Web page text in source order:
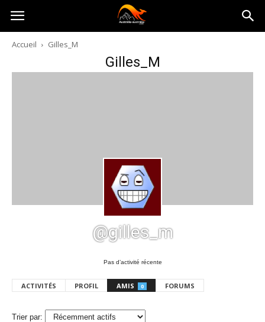
Australia-
australie.com
Accueil Gilles_M
Gilles_M
@gilles_m
Pas d’activité récente
ACTIVITÉS PROFIL AMIS 0 FORUMS
Trier par: